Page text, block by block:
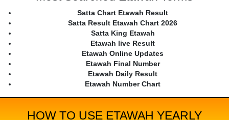
Satta Chart Etawah Result
Satta Result Etawah Chart 2026
Satta King Etawah
Etawah live Result
Etawah Online Updates
Etawah Final Number
Etawah Daily Result
Etawah Number Chart
HOW TO USE ETAWAH YEARLY